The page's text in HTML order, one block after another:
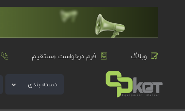
وبلاگ فرم درخواست مستقیم
دسته بندی